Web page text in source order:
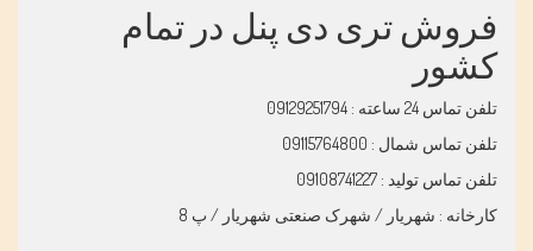
فروش تری دی پنل در تمام
کشور
تلفن تماس 24 ساعته : 09129251794
تلفن تماس شمال : 09115764800
تلفن تماس تولید : 09108741227
کارخانه : شهریار / شهرک صنعتی شهریار / پ 8